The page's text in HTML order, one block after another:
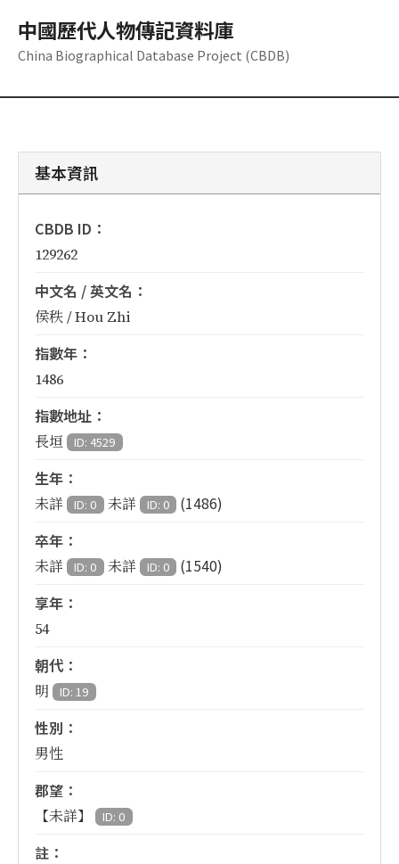
中國歷代人物傳記資料庫
China Biographical Database Project (CBDB)
基本資訊
CBDB ID：
129262
中文名 / 英文名：
侯秩 / Hou Zhi
指數年：
1486
指數地址：
長垣 ID: 4529
生年：
未詳 ID: 0 未詳 ID: 0
(1486)
卒年：
未詳 ID: 0 未詳 ID: 0
(1540)
享年：
54
朝代：
明 ID: 19
性別：
男性
郡望：
【未詳】 ID: 0
註：